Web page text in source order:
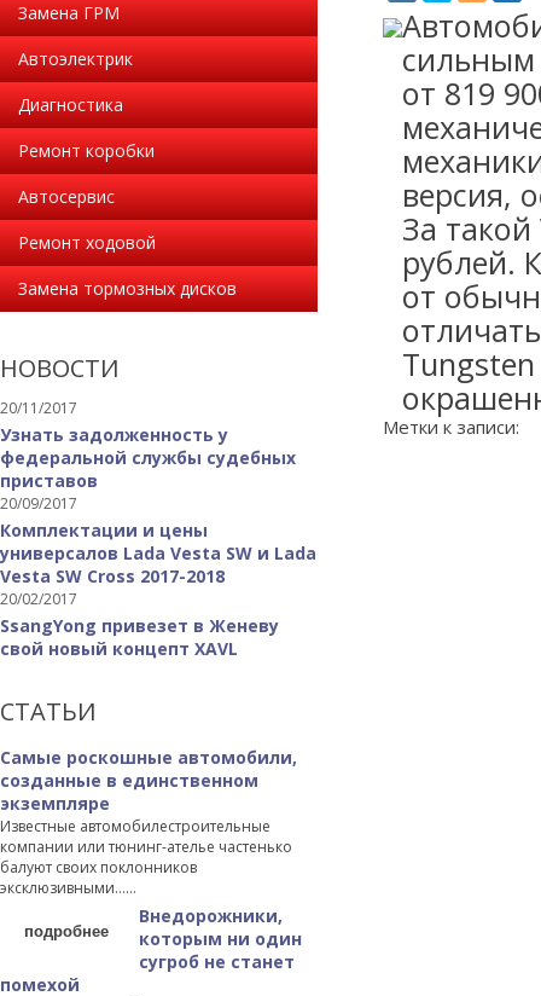
Замена ГРМ
Автоэлектрик
Диагностика
Ремонт коробки
Автосервис
Ремонт ходовой
Замена тормозных дисков
НОВОСТИ
20/11/2017
Узнать задолженность у
федеральной службы судебных
приставов
20/09/2017
Комплектации и цены
универсалов Lada Vesta SW и Lada
Vesta SW Cross 2017-2018
20/02/2017
SsangYong привезет в Женеву
свой новый концепт XAVL
СТАТЬИ
Самые роскошные автомобили,
созданные в единственном
экземпляре
Известные автомобилестроительные
компании или тюнинг-ателье частенько
балуют своих поклонников
эксклюзивными…...
подробнее
Внедорожники,
которым ни один
сугроб не станет
помехой
сильным
от 819
версия,
За
рублей.
от
Метки к записи: